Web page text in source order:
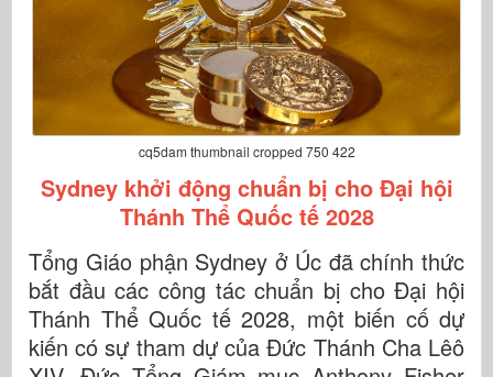
cq5dam thumbnail cropped 750 422
Sydney khởi động chuẩn bị cho Đại hội
Thánh Thể Quốc tế 2028
Tổng Giáo phận Sydney ở Úc đã chính thức
bắt đầu các công tác chuẩn bị cho Đại hội
Thánh Thể Quốc tế 2028, một biến cố dự
kiến có sự tham dự của Đức Thánh Cha Lêô